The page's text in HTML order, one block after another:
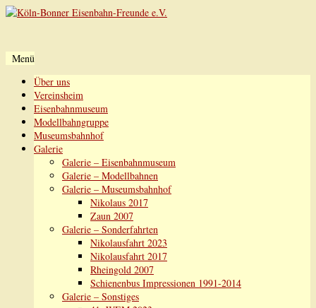
Menü
Zum
Inhalt
springen
Über uns
Vereinsheim
Eisenbahnmuseum
Modellbahngruppe
Museumsbahnhof
Galerie
Galerie – Eisenbahnmuseum
Galerie – Modellbahnen
Galerie – Museumsbahnhof
Nikolaus 2017
Zaun 2007
Galerie – Sonderfahrten
Nikolausfahrt 2023
Nikolausfahrt 2017
Rheingold 2007
Schienenbus Impressionen 1991-2014
Galerie – Sonstiges